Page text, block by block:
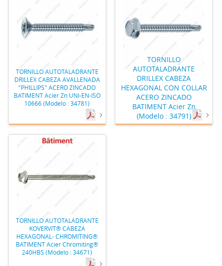
TORNILLO AUTOTALADRANTE
DRILLEX CABEZA AVALLENADA
"PHILLIPS" ACERO ZINCADO
BATIMENT Acier Zn UNI-EN-ISO
10666 (Modelo : 34781)
TORNILLO
AUTOTALADRANTE
DRILLEX CABEZA
HEXAGONAL CON COLLAR
ACERO ZINCADO
BATIMENT Acier Zn
(Modelo : 34791)
TORNILLO AUTOTALADRANTE
KOVERVIT® CABEZA
HEXAGONAL- CHROMITING®
BATIMENT Acier Chromiting®
240HBS (Modelo : 34671)